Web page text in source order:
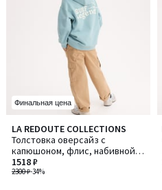
Финальная цена
LA REDOUTE COLLECTIONS
Толстовка оверсайз с
капюшоном, флис, набивной
декоративный элемент в виде
солца на груди, на спинке
2300 ₽-34%
1518 ₽